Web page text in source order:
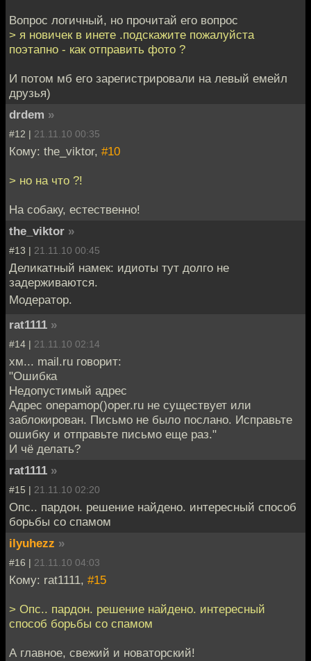
Вопрос логичный, но прочитай его вопрос
> я новичек в инете .подскажите пожалуйста
поэтапно - как отправить фото ?
И потом мб его зарегистрировали на левый емейл
друзья)
drdem »
#12 | 21.11.10 00:35
Кому: the_viktor, #10
> но на что ?!
На собаку, естественно!
the_viktor »
#13 | 21.11.10 00:45
Деликатный намек: идиоты тут долго не
задерживаются.
Модератор.
rat1111 »
#14 | 21.11.10 02:14
хм... mail.ru говорит:
"Ошибка
Недопустимый адрес
Адрес onepamop()oper.ru не существует или
заблокирован. Письмо не было послано. Исправьте
ошибку и отправьте письмо еще раз."
И чё делать?
rat1111 »
#15 | 21.11.10 02:20
Опс.. пардон. решение найдено. интересный способ
борьбы со спамом
ilyuhezz »
#16 | 21.11.10 04:03
Кому: rat1111, #15
> Опс.. пардон. решение найдено. интересный
способ борьбы со спамом
А главное, свежий и новаторский!